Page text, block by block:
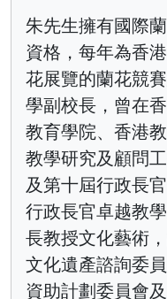
朱先生擁有國際
資格，每年為香
花展覽的蘭花競
學副校長，曾在
教育學院、香港
教學研究及顧問
及第十屆行政長
行政長官卓越教
長教授文化藝術
文化遺產諮詢委
資助計劃委員會